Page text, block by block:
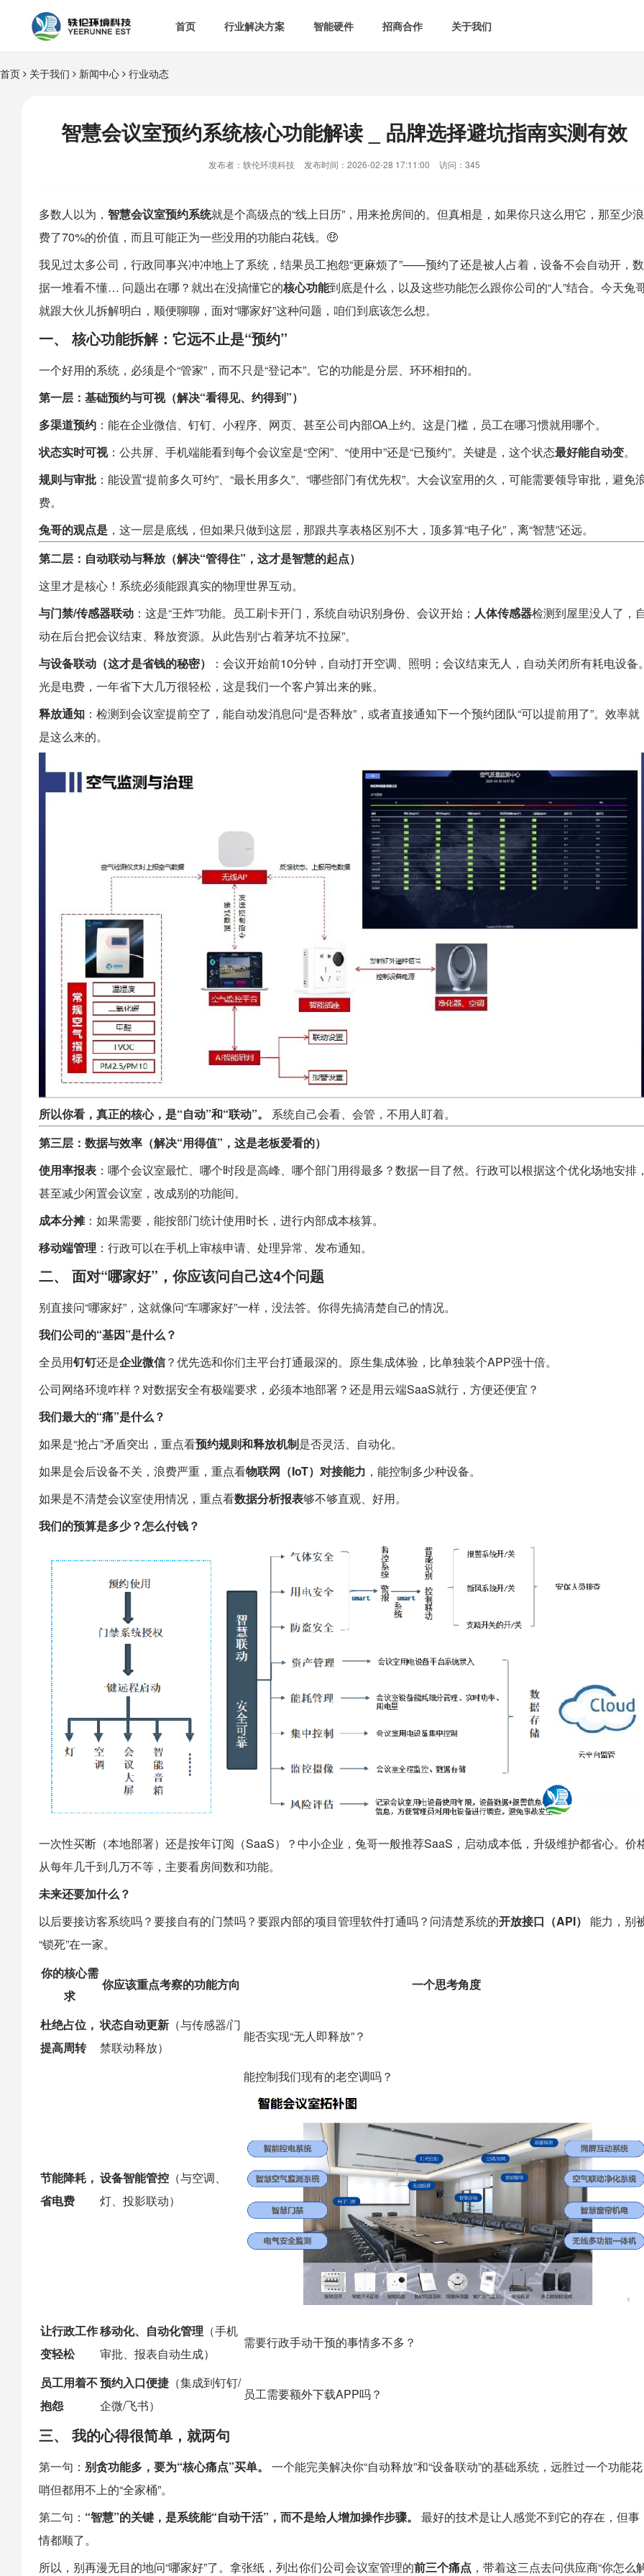
首页 行业解决方案
& 智慧食安  空气监测方案  智慧用电方案
热门解决方案  智慧场景建设
智能硬件

 多媒体&信息化
[list:subtitle] [list:subtitle]
招商合作 关于我们

首页 关于我们 新闻中心 行业动态
智慧会议室预约系统核心功能解读 _ 品牌选择避坑指南实测有效
发布者：轶伦环境科技 发布时间：2026-02-28 17:11:00 访问：345
多数人以为， 智慧会议室预约系统就是个高级点的“线上日历”，用来抢房间的。但真相是，如果你只这么用它，那至少浪
费了70%的价值，而且可能正为一些没用的功能白花钱。🤑
我见过太多公司，行政同事兴冲冲地上了系统，结果员工抱怨“更麻烦了”——预约了还是被人占着，设备不会自动开，数
据一堆看不懂… 问题出在哪？就出在没搞懂它的核心功能到底是什么，以及这些功能怎么跟你公司的“人”结合。今天兔
就跟大伙儿拆解明白，顺便聊聊，面对“哪家好”这种问题，咱们到底该怎么想。
一、 核心功能拆解：它远不止是“预约”
一个好用的系统，必须是个“管家”，而不只是“登记本”。它的功能是分层、环环相扣的。
第一层：基础预约与可视（解决“看得见、约得到”）
多渠道预约 ：能在企业微信、钉钉、小程序、网页、甚至公司内部OA上约。这是门槛，员工在哪习惯就用哪个。
状态实时可视：公共屏、手机端能看到每个会议室是“空闲”、“使用中”还是“已预约”。关键是，这个状态最好能自动变。
规则与审批 ：能设置“提前多久可约”、“最长用多久”、“哪些部门有优先权”。大会议室用的久，可能需要领导审批，避免
费。
兔哥的观点是 ，这一层是底线，但如果只做到这层，那跟共享表格区别不大，顶多算“电子化”，离“智慧”还远。
第二层：自动联动与释放（解决“管得住”，这才是智慧的起点）
这里才是核心！系统必须能跟真实的物理世界互动。
与门禁/传感器联动 ：这是“王炸”功能。员工刷卡开门，系统自动识别身份、会议开始； 人体传感器检测到屋里没人了，
动在后台把会议结束、释放资源。从此告别“占着茅坑不拉屎”。
与设备联动（这才是省钱的秘密）
：会议开始前10分钟，自动打开空调、照明；会议结束无人，自动关闭所有耗电设备
光是电费，一年省下大几万很轻松，这是我们一个客户算出来的账。
释放通知 ：检测到会议室提前空了，能自动发消息问“是否释放”，或者直接通知下一个预约团队“可以提前用了”。效率就
是这么来的。
所以你看，真正的核心，是“自动”和“联动”。
系统自己会看、会管，不用人盯着。
第三层：数据与效率（解决“用得值”，这是老板爱看的）
使用率报表 ：哪个会议室最忙、哪个时段是高峰、哪个部门用得最多？数据一目了然。行政可以根据这个优化场地安排
甚至减少闲置会议室，改成别的功能间。
成本分摊 ：如果需要，能按部门统计使用时长，进行内部成本核算。
移动端管理 ：行政可以在手机上审核申请、处理异常、发布通知。
二、 面对“哪家好”，你应该问自己这4个问题
别直接问“哪家好”，这就像问“车哪家好”一样，没法答。你得先搞清楚自己的情况。
我们公司的“基因”是什么？
全员用钉钉还是企业微信？优先选和你们主平台打通最深的。原生集成体验，比单独装个APP强十倍。
公司网络环境咋样？对数据安全有极端要求，必须本地部署？还是用云端SaaS就行，方便还便宜？
我们最大的“痛”是什么？
如果是“抢占”矛盾突出，重点看预约规则和释放机制是否灵活、自动化。
如果是会后设备不关，浪费严重，重点看物联网（IoT）对接能力 ，能控制多少种设备。
如果是不清楚会议室使用情况，重点看数据分析报表够不够直观、好用。
我们的预算是多少？怎么付钱？
一次性买断（本地部署）还是按年订阅（SaaS）？中小企业，兔哥一般推荐SaaS，启动成本低，升级维护都省心。价
从每年几千到几万不等，主要看房间数和功能。
未来还要加什么？
以后要接访客系统吗？要接自有的门禁吗？要跟内部的项目管理软件打通吗？问清楚系统的开放接口（API） 能力，别
“锁死”在一家。
你的核心需
求
你应该重点考察的功能方向 一个思考角度
杜绝占位，
提高周转
状态自动更新 （与传感器/门
禁联动释放）
能否实现“无人即释放”？
节能降耗，
省电费
设备智能管控 （与空调、
灯、投影联动）
能控制我们现有的老空调吗？
让行政工作
变轻松
移动化、自动化管理 （手机
审批、报表自动生成）
需要行政手动干预的事情多不多？
员工用着不
抱怨
预约入口便捷 （集成到钉钉/
企微/飞书）
员工需要额外下载APP吗？
三、 我的心得很简单，就两句
第一句： 别贪功能多，要为“核心痛点”买单。
一个能完美解决你“自动释放”和“设备联动”的基础系统，远胜过一个功能花
哨但都用不上的“全家桶”。
第二句： “智慧”的关键，是系统能“自动干活”，而不是给人增加操作步骤。
最好的技术是让人感觉不到它的存在，但事
情都顺了。
所以，别再漫无目的地问“哪家好”了。拿张纸，列出你们公司会议室管理的前三个痛点 ，带着这三点去问供应商“你怎么